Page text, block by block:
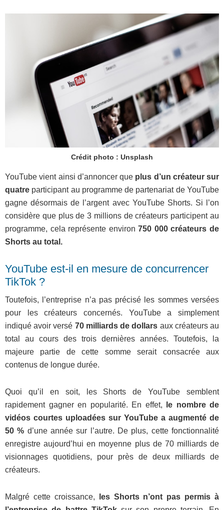
Crédit photo : Unsplash
YouTube vient ainsi d’annoncer que plus d’un créateur sur
quatre participant au programme de partenariat de YouTube
gagne désormais de l’argent avec YouTube Shorts. Si l’on
considère que plus de 3 millions de créateurs participent au
programme, cela représente environ750 000 créateurs de
Shorts au total.
YouTube est-il en mesure de concurrencer
TikTok ?
Toutefois, l’entreprise n’a pas précisé les sommes versées
pour les créateurs concernés. YouTube a simplement
indiqué avoir versé 70 milliards de dollars aux créateurs au
total au cours des trois dernières années. Toutefois, la
majeure partie de cette somme serait consacrée aux
contenus de longue durée.
Quoi qu’il en soit, les Shorts de YouTube semblent
rapidement gagner en popularité. En effet,
le nombre de
vidéos courtes uploadées sur YouTube a augmenté de
50 % d’une année sur l’autre. De plus, cette fonctionnalité
enregistre aujourd’hui en moyenne plus de 70 milliards de
visionnages quotidiens, pour près de deux milliards de
créateurs.
Malgré cette croissance, les Shorts n’ont pas permis à